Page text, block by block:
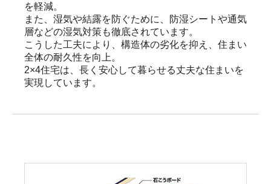
を軽減。
また、湿気や結露を防ぐために、防湿シートや通気
層などの湿気対策も徹底されています。
こうした工夫により、構造体の劣化を抑え、住まい
全体の耐久性を向上。
2×4住宅は、長く安心して暮らせる丈夫な住まいを
実現しています。